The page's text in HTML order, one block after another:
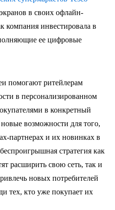
в своих офлайн-
компания инвестировала в
ее цифровые
помогают ритейлерам
в персонализированном
в конкретный
возможности для того,
партнерах и их новинках в
стратегия как
расширить свою сеть, так и
новых потребителей
тех, кто уже покупает их